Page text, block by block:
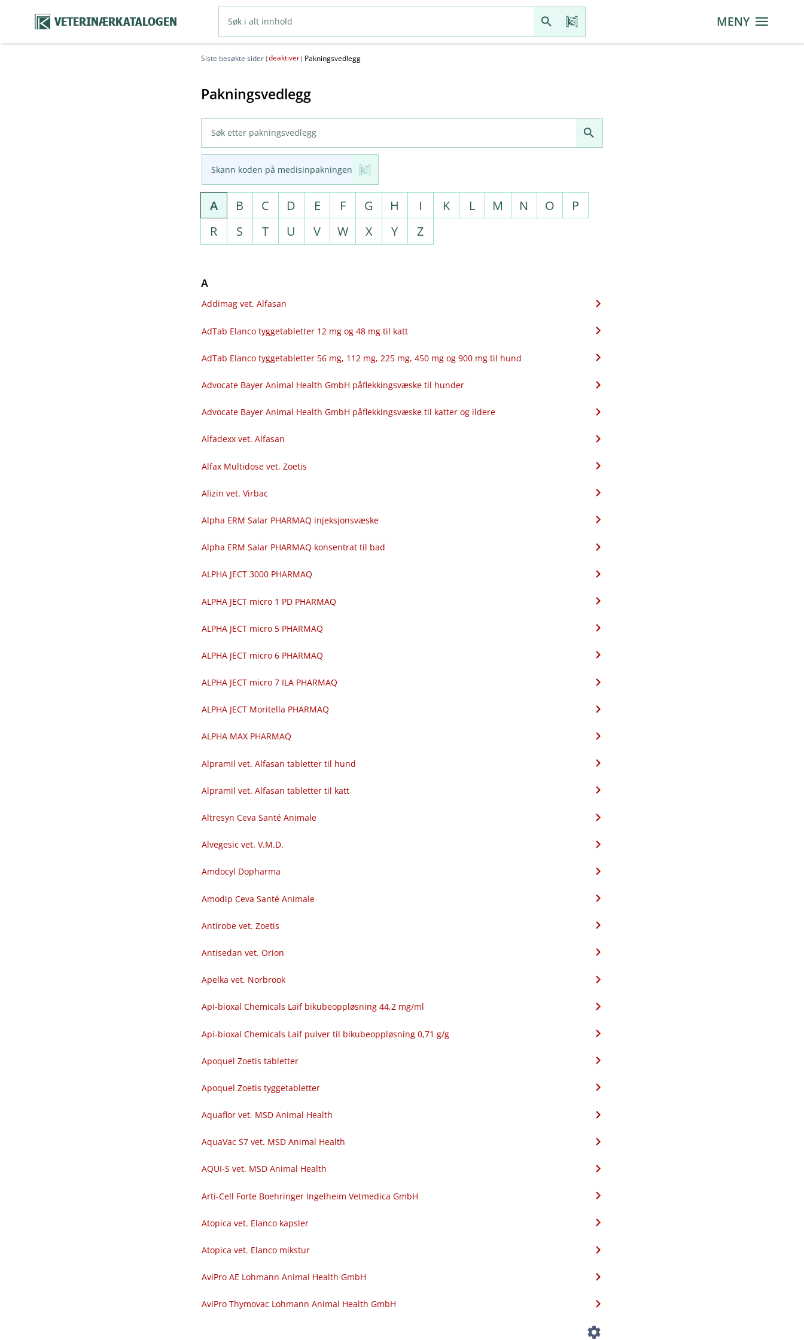
VETERINÆRKATALOGEN MENY
Siste besøkte sider (deaktiver) Pakningsvedlegg
Pakningsvedlegg
Skann koden på medisinpakningen
A B C D E F G H I K L M N O
P
R
S T U V W X Y Z
A
Addimag vet. Alfasan
AdTab Elanco tyggetabletter 12 mg og 48 mg til katt
AdTab Elanco tyggetabletter 56 mg, 112 mg, 225 mg, 450 mg og 900 mg til hund
Advocate Bayer Animal Health GmbH påflekkingsvæske til hunder
Advocate Bayer Animal Health GmbH påflekkingsvæske til katter og ildere
Alfadexx vet. Alfasan
Alfax Multidose vet. Zoetis
Alizin vet. Virbac
Alpha ERM Salar PHARMAQ injeksjonsvæske
Alpha ERM Salar PHARMAQ konsentrat til bad
ALPHA JECT 3000 PHARMAQ
ALPHA JECT micro 1 PD PHARMAQ
ALPHA JECT micro 5 PHARMAQ
ALPHA JECT micro 6 PHARMAQ
ALPHA JECT micro 7 ILA PHARMAQ
ALPHA JECT Moritella PHARMAQ
ALPHA MAX PHARMAQ
Alpramil vet. Alfasan tabletter til hund
Alpramil vet. Alfasan tabletter til katt
Altresyn Ceva Santé Animale
Alvegesic vet. V.M.D.
Amdocyl Dopharma
Amodip Ceva Santé Animale
Antirobe vet. Zoetis
Antisedan vet. Orion
Apelka vet. Norbrook
Api-bioxal Chemicals Laif bikubeoppløsning 44,2 mg/ml
Api-bioxal Chemicals Laif pulver til bikubeoppløsning 0,71 g/g
Apoquel Zoetis tabletter
Apoquel Zoetis tyggetabletter
Aquaflor vet. MSD Animal Health
AquaVac S7 vet. MSD Animal Health
AQUI-S vet. MSD Animal Health
Arti-Cell Forte Boehringer Ingelheim Vetmedica GmbH
Atopica vet. Elanco kapsler
Atopica vet. Elanco mikstur
AviPro AE Lohmann Animal Health GmbH
AviPro Thymovac Lohmann Animal Health GmbH